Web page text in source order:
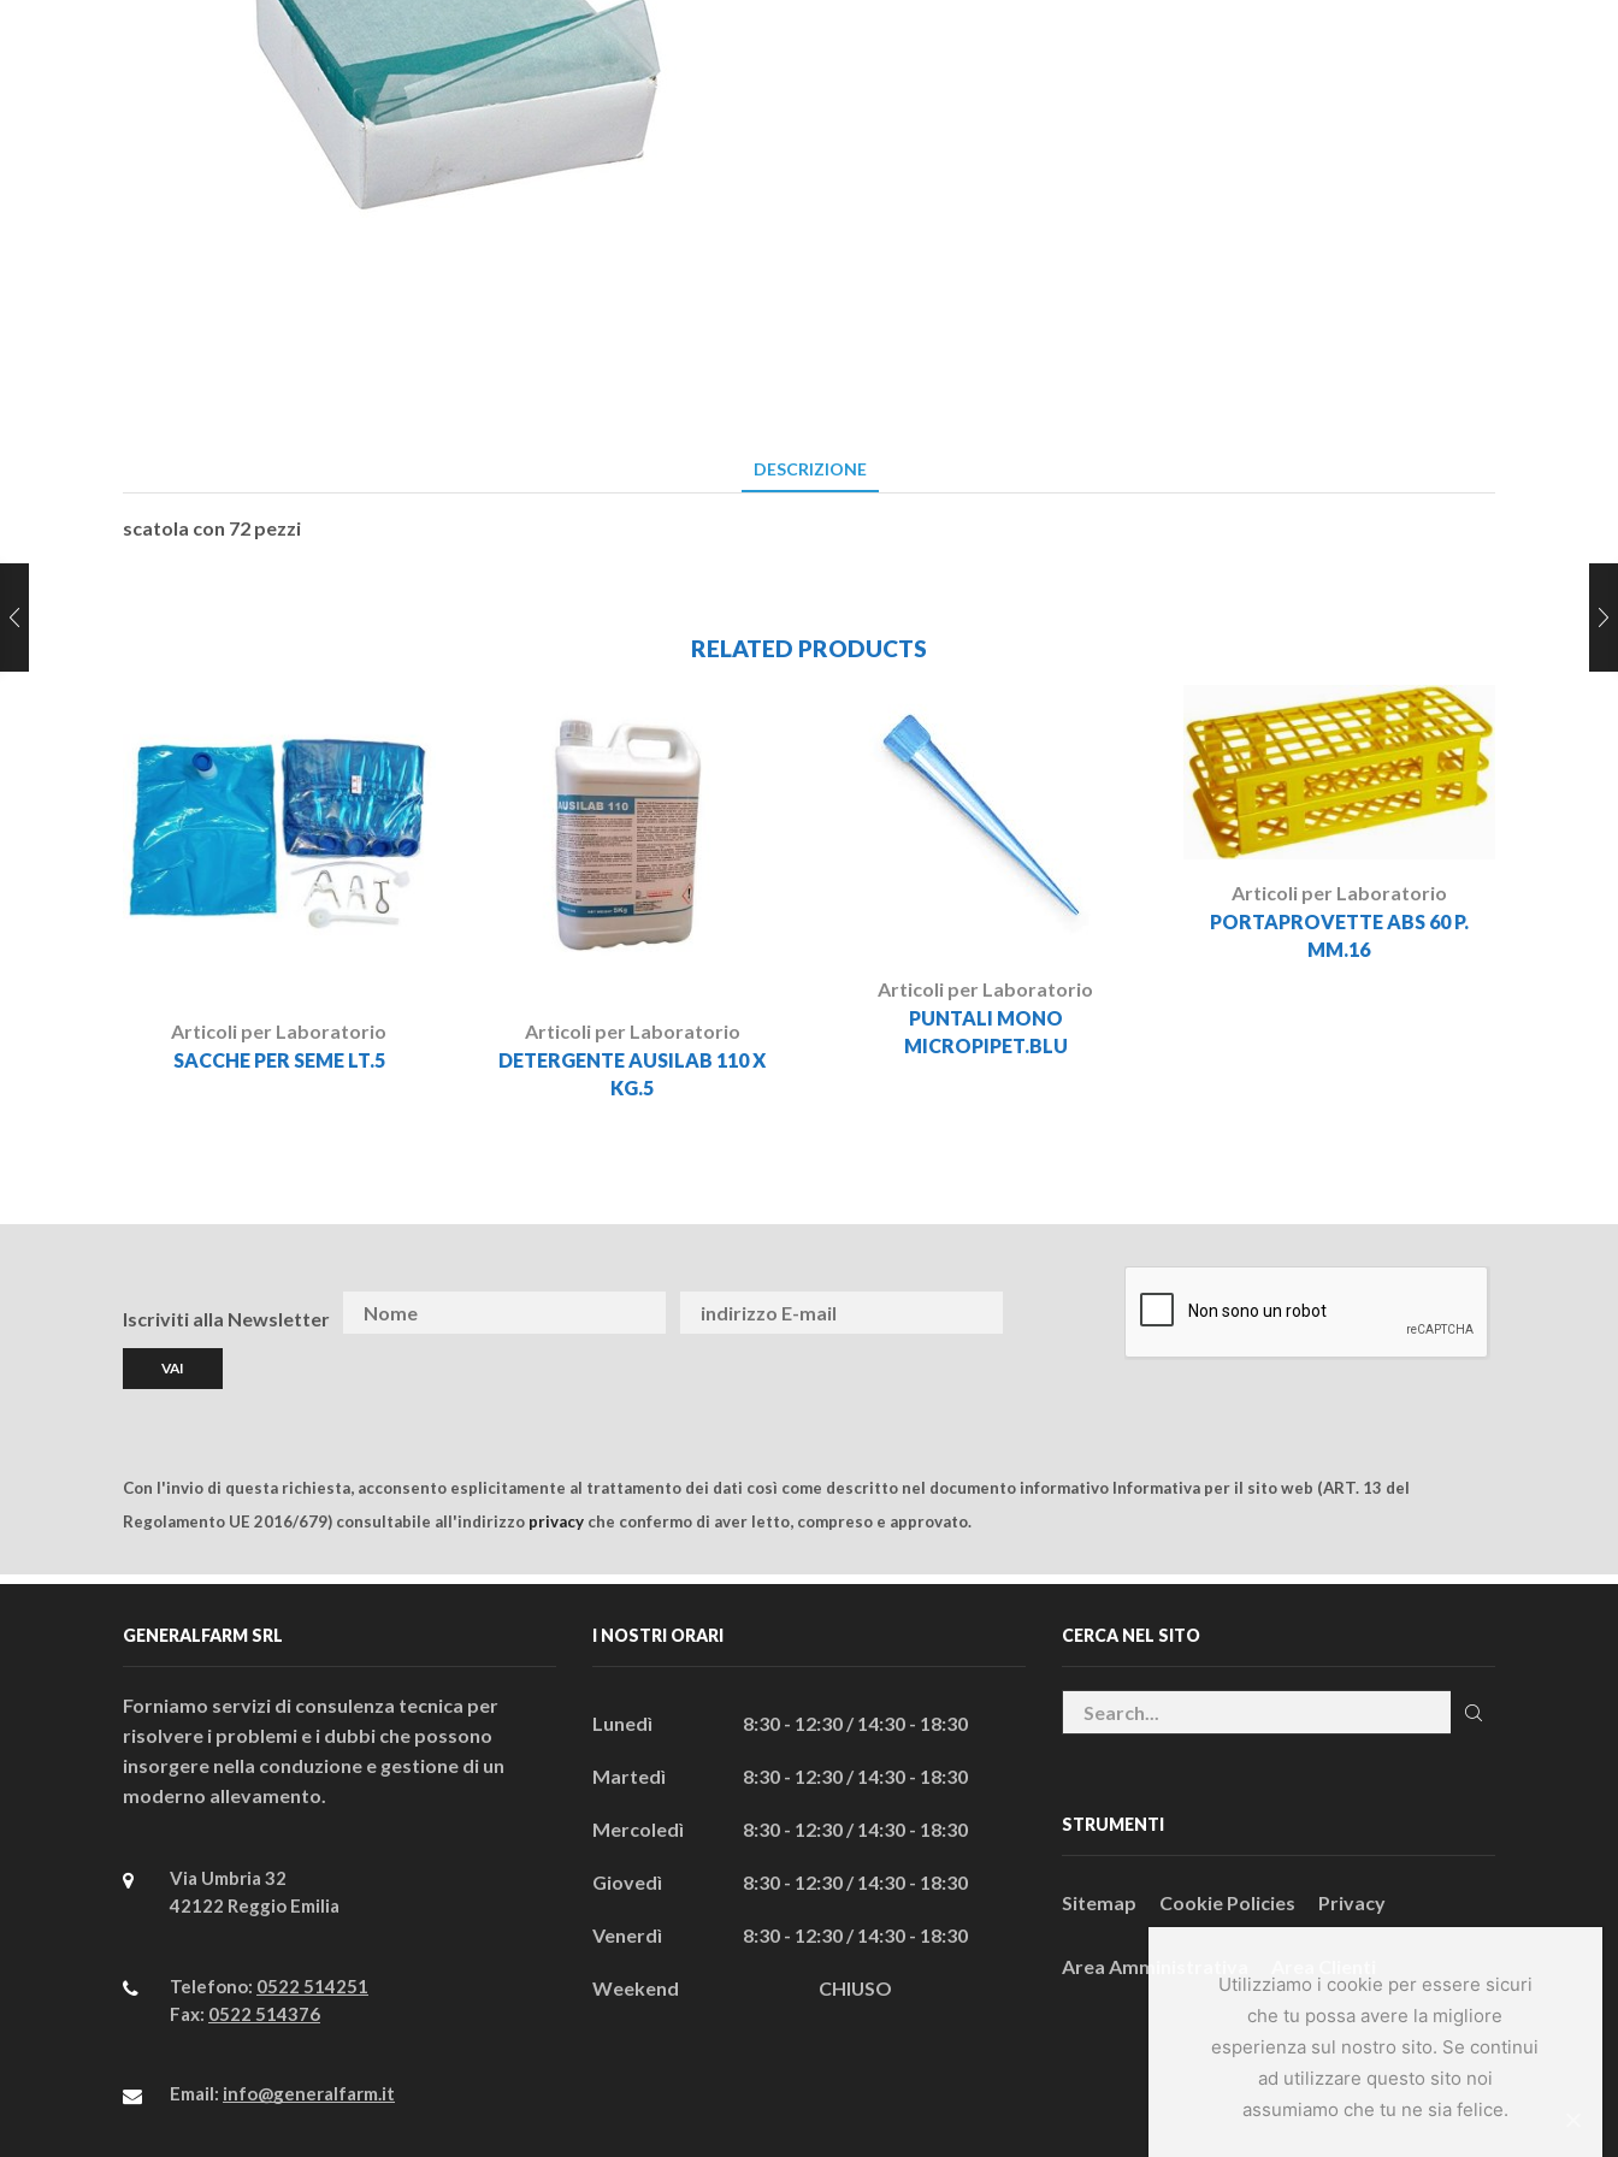
Utilizziamo i cookie per essere sicuri
che tu possa avere la migliore
esperienza sul nostro sito. Se continui
ad utilizzare questo sito noi
assumiamo che tu ne sia felice.
DESCRIZIONE
scatola con 72 pezzi
RELATED PRODUCTS
Articoli per Laboratorio
SACCHE PER SEME LT.5
Articoli per Laboratorio
DETERGENTE AUSILAB 110 X
KG.5
Articoli per Laboratorio
PUNTALI MONO
MICROPIPET.BLU
Articoli per Laboratorio
PORTAPROVETTE ABS 60 P.
MM.16
Iscriviti alla Newsletter
Con l'invio di questa richiesta, acconsento esplicitamente al trattamento dei dati così come descritto nel documento informativo Informativa per il sito web (ART. 13 del
Regolamento UE 2016/679) consultabile all'indirizzo privacy che confermo di aver letto, compreso e approvato.
GENERALFARM SRL
Forniamo servizi di consulenza tecnica per
risolvere i problemi e i dubbi che possono
insorgere nella conduzione e gestione di un
moderno allevamento.
Via Umbria 32
42122 Reggio Emilia
Telefono: 0522 514251
Fax: 0522 514376
Email: info@generalfarm.it
I NOSTRI ORARI
Lunedì 8:30 - 12:30 / 14:30 - 18:30
Martedì 8:30 - 12:30 / 14:30 - 18:30
Mercoledì 8:30 - 12:30 / 14:30 - 18:30
Giovedì 8:30 - 12:30 / 14:30 - 18:30
Venerdì 8:30 - 12:30 / 14:30 - 18:30
Weekend CHIUSO
CERCA NEL SITO
STRUMENTI
Sitemap Cookie Policies Privacy
Area Amministrativa